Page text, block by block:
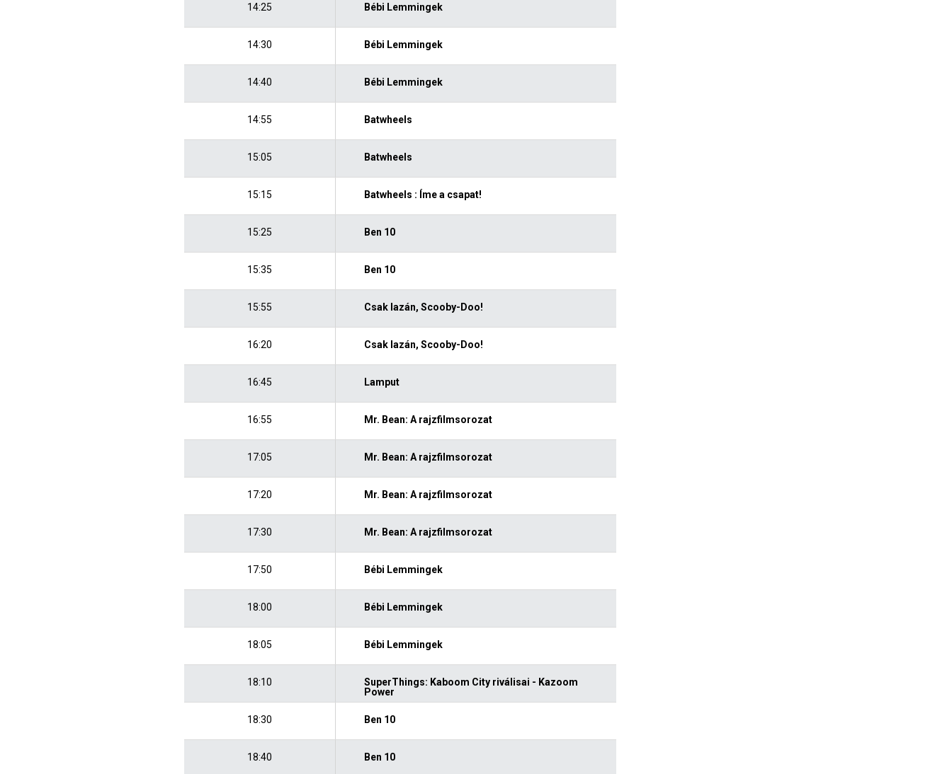
14:25 Bébi Lemmingek
14:30 Bébi Lemmingek
14:40 Bébi Lemmingek
14:55 Batwheels
15:05 Batwheels
15:15 Batwheels : Íme a csapat!
15:25 Ben 10
15:35 Ben 10
15:55 Csak lazán, Scooby-Doo!
16:20 Csak lazán, Scooby-Doo!
16:45 Lamput
16:55 Mr. Bean: A rajzfilmsorozat
17:05 Mr. Bean: A rajzfilmsorozat
17:20 Mr. Bean: A rajzfilmsorozat
17:30 Mr. Bean: A rajzfilmsorozat
17:50 Bébi Lemmingek
18:00 Bébi Lemmingek
18:05 Bébi Lemmingek
18:10
SuperThings: Kaboom City riválisai - Kazoom
Power
18:30 Ben 10
18:40 Ben 10